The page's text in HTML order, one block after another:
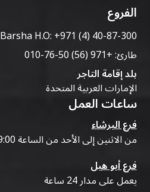
الفروع
Barsha H.O:+971 (4) 40-87-300
طارئ:+971 (56) 50-76-010
بلد إقامة التاجر
الإمارات العربية المتحدة
ساعات العمل
فرع البرشاء
من الاثنين إلى الأحد من الساعة 9:00 صباحًا حتى 07:00 مساءً
فرع أبو هيل
يعمل على مدار 24 ساعة